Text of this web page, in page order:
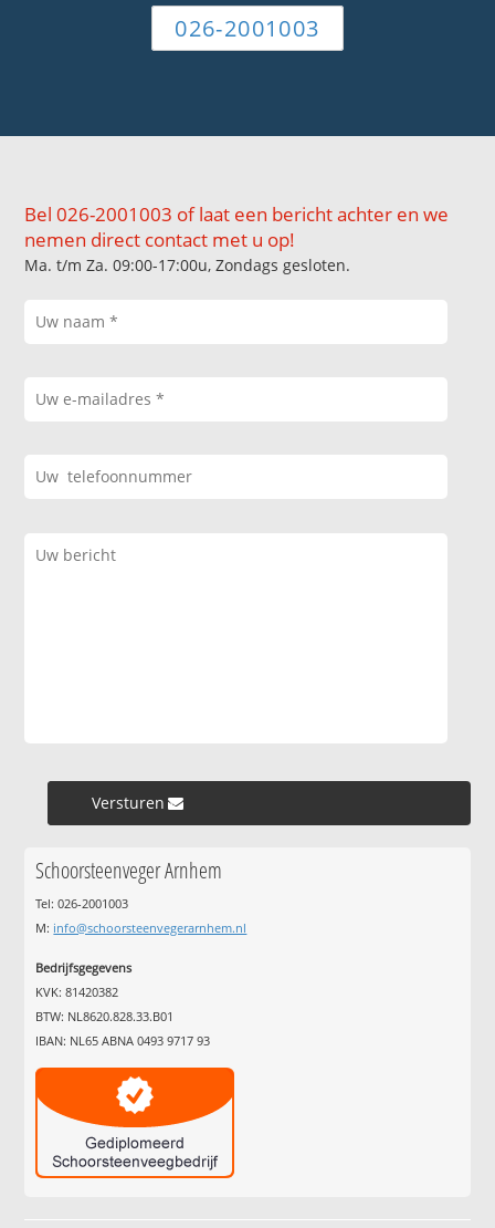
026-2001003
Bel 026-2001003 of laat een bericht achter en we
nemen direct contact met u op!
Ma. t/m Za. 09:00-17:00u, Zondags gesloten.
Versturen »
Schoorsteenveger Arnhem
Tel: 026-2001003
M: info@schoorsteenvegerarnhem.nl
Bedrijfsgegevens
KVK: 81420382
BTW: NL8620.828.33.B01
IBAN: NL65 ABNA 0493 9717 93